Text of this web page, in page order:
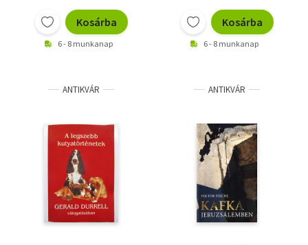
Társadalomtudomány
Történelem
Kosárba
6 - 8 munkanap
Kosárba
6 - 8 munkanap
ANTIKVÁR ANTIKVÁR